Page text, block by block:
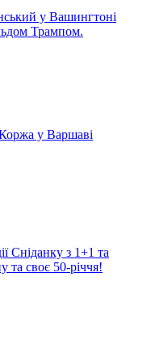
у Вашингтоні
Трампом.
у Варшаві
Сніданку з 1+1 та
та своє 50-річчя!